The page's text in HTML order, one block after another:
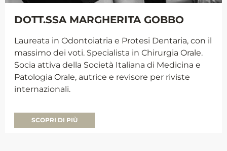
DOTT.SSA MARGHERITA GOBBO
Laureata in Odontoiatria e Protesi Dentaria, con il
massimo dei voti. Specialista in Chirurgia Orale.
Socia attiva della Società Italiana di Medicina e
Patologia Orale, autrice e revisore per riviste
internazionali.
SCOPRI DI PIÙ